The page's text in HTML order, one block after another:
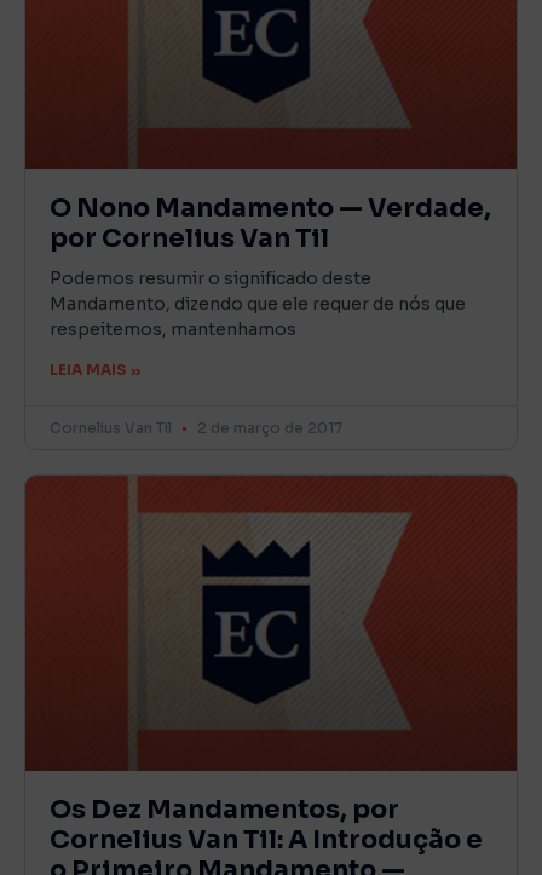
O Nono Mandamento — Verdade,
por Cornelius Van Til
Podemos resumir o significado deste
Mandamento, dizendo que ele requer de nós que
respeitemos, mantenhamos
LEIA MAIS »
Cornelius Van Til 2 de março de 2017
Os Dez Mandamentos, por
Cornelius Van Til: A Introdução e